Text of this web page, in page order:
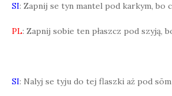
SI: Zapnij se tyn mantel pod karkym, bo
PL: Zapnij sobie ten płaszcz pod szyją,
SI: Nalyj se tyju do tej flaszki aż pod